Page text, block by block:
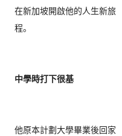
在新加坡開啟他的人生新旅
程。
他原本計劃大學畢業後回家